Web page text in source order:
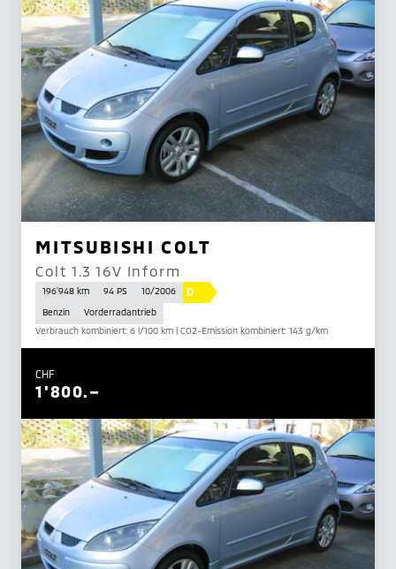
MITSUBISHI COLT
Colt 1.3 16V Inform
196'948 km 94 PS 10/2006 D
Benzin
Vorderradantrieb
Verbrauch kombiniert: 6 l/100 km | CO2-Emission kombiniert: 143 g/km
CHF
1'800.–